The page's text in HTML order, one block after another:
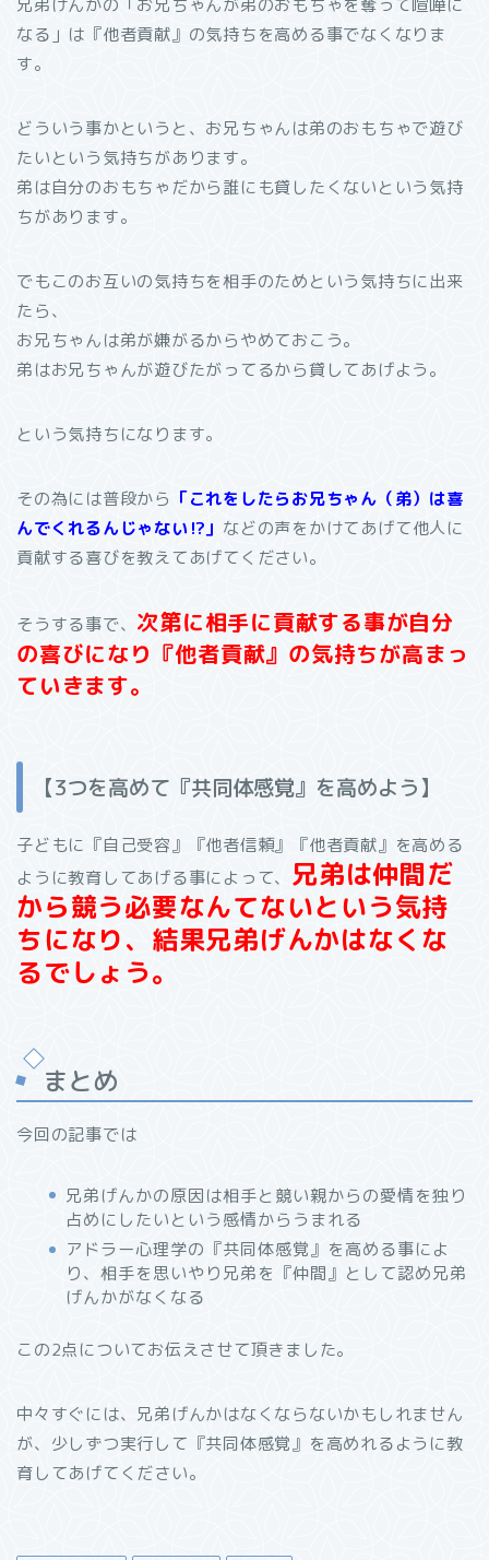
兄弟げんかの「お兄ちゃんが弟のおもちゃを奪って喧嘩に
なる」は『他者貢献』の気持ちを高める事でなくなりま
す。
どういう事かというと、お兄ちゃんは弟のおもちゃで遊び
たいという気持ちがあります。
弟は自分のおもちゃだから誰にも貸したくないという気持
ちがあります。
でもこのお互いの気持ちを相手のためという気持ちに出来
たら、
お兄ちゃんは弟が嫌がるからやめておこう。
弟はお兄ちゃんが遊びたがってるから貸してあげよう。
という気持ちになります。
その為には普段から 「これをしたらお兄ちゃん（弟）は喜
んでくれるんじゃない ⁉︎ 」 などの声をかけてあげて他人に
貢献する喜びを教えてあげてください。
そうする事で、 次第に相手に貢献する事が自分
の喜びになり『他者貢献』の気持ちが高まっ
ていきます。
【3つを高めて『共同体感覚』を高めよう】
子どもに『自己受容』『他者信頼』『他者貢献』を高める
ように教育してあげる事によって、 兄弟は仲間だ
から競う必要なんてないという気持
ちになり、結果兄弟げんかはなくな
るでしょう。
まとめ
今回の記事では
兄弟げんかの原因は相手と競い親からの愛情を独り
占めにしたいという感情からうまれる
アドラー心理学の『共同体感覚』を高める事によ
り、相手を思いやり兄弟を『仲間』として認め兄弟
げんかがなくなる
この2点についてお伝えさせて頂きました。
中々すぐには、兄弟げんかはなくならないかもしれません
が、少しずつ実行して『共同体感覚』を高めれるように教
育してあげてください。